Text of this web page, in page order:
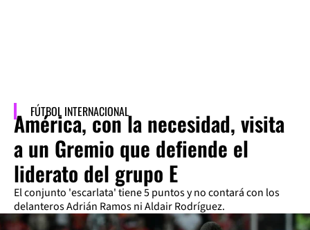
FÚTBOL INTERNACIONAL
América, con la necesidad, visita
a un Gremio que defiende el
liderato del grupo E
El conjunto 'escarlata' tiene 5 puntos y no contará con los
delanteros Adrián Ramos ni Aldair Rodríguez.